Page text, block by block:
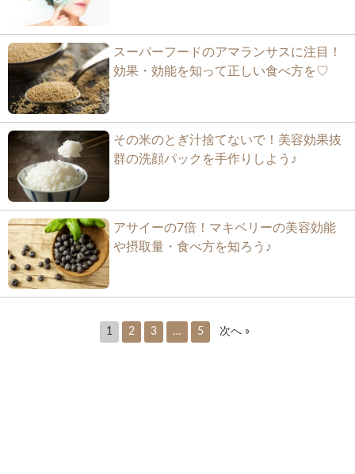
スーパーフードのアマランサスに注目！
効果・効能を知って正しい食べ方を♡
その米のとぎ汁捨てないで！美容効果抜
群の洗顔パックを手作りしよう♪
アサイーの7倍！マキベリーの美容効能
や摂取量・食べ方を知ろう♪
1 2 3 … 5 次へ »